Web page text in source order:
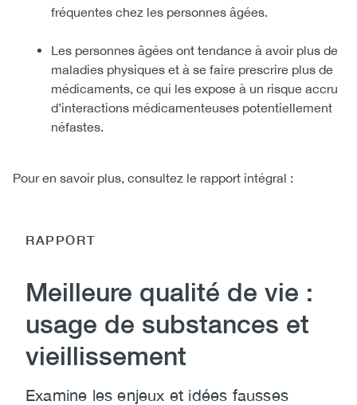
fréquentes chez les personnes âgées.
Les personnes âgées ont tendance à avoir plus de
maladies physiques et à se faire prescrire plus de
médicaments, ce qui les expose à un risque accru
d’interactions médicamenteuses potentiellement
néfastes.
Pour en savoir plus, consultez le rapport intégral :
RAPPORT
Meilleure qualité de vie :
usage de substances et
vieillissement
Examine les enjeux et idées fausses